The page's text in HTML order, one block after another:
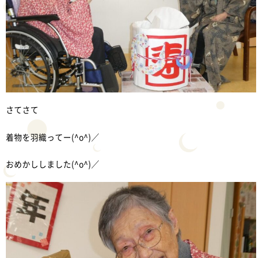
さてさて
着物を羽織ってー(^o^)／
おめかししました(^o^)／